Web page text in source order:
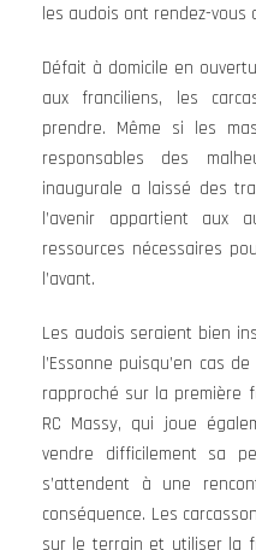
les audois ont rendez-vous
Défait à domicile en
aux franciliens, les
prendre. Même si les
responsables des
inaugurale a laissé des
l’avenir appartient aux
ressources nécessaires
l’avant.
Les audois seraient bien
l’Essonne puisqu’en cas
rapproché sur la première
RC Massy, qui joue
vendre difficilement sa
s’attendent à une
conséquence. Les
sur le terrain et utiliser la